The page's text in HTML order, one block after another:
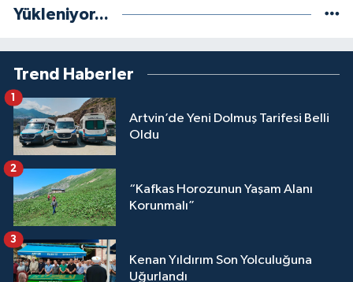
Yükleniyor...
Trend Haberler
Artvin’de Yeni Dolmuş Tarifesi Belli
Oldu
1
“Kafkas Horozunun Yaşam Alanı
Korunmalı”
2
Kenan Yıldırım Son Yolculuğuna
Uğurlandı
3